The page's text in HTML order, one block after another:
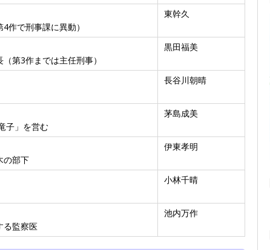
作で刑事課に異動）
東幹久
第3作までは主任刑事）
黒田福美
長谷川朝晴
子」を営む
茅島成美
の部下
伊東孝明
小林千晴
る監察医
池内万作